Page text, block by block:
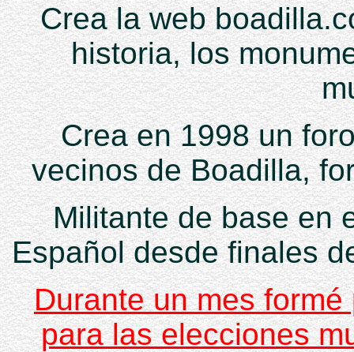
Crea la web
historia, los
Crea en 1998 un
vecinos de Boadilla,
Militante de base en
Español desde finales
Durante un mes
para las elecciones